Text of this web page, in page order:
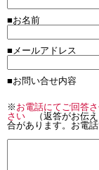
■お名前
■メールアドレス
■お問い合せ内容
※ お電話にてご回答
さい （返答がお伝え
合があります。お電